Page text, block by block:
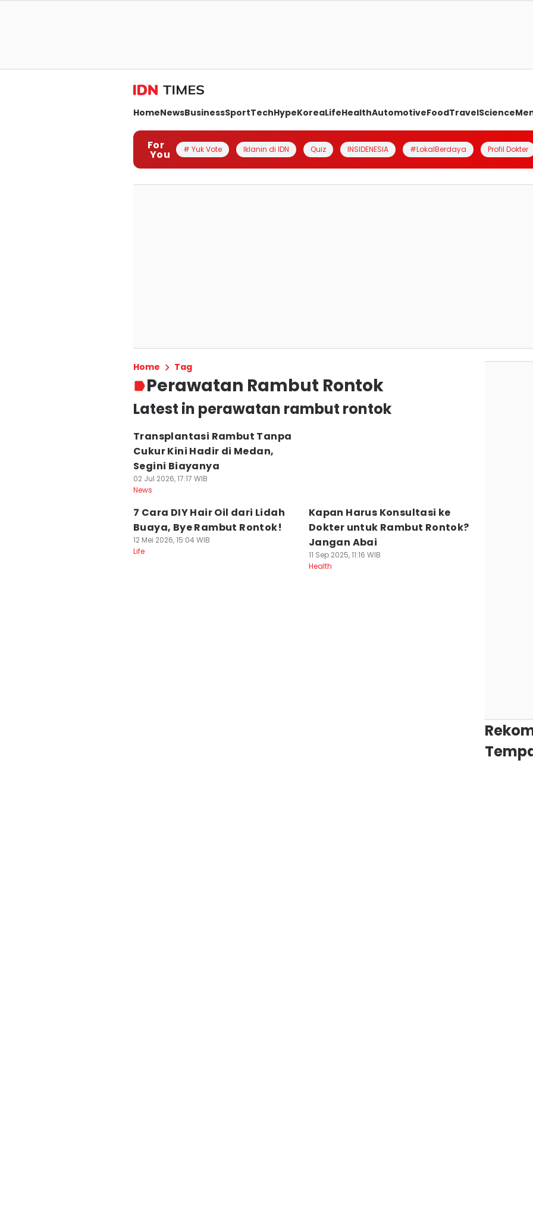
HomeNewsBusinessSportTechHypeKoreaLifeHealthAutomotiveFoodTravelScience
For
You # Yuk Vote Iklanin di IDN Quiz INSIDENESIA #LokalBerdaya Profil Dokter
Home Tag
Perawatan Rambut Rontok
Latest in perawatan rambut rontok
Transplantasi Rambut Tanpa
Cukur Kini Hadir di Medan,
Segini Biayanya
02 Jul 2026, 17:17 WIB
News
7 Cara DIY Hair Oil dari Lidah
Buaya, Bye Rambut Rontok!
12 Mei 2026, 15:04 WIB
Life
Kapan Harus Konsultasi ke
Dokter untuk Rambut Rontok?
Jangan Abai
11 Sep 2025, 11:16 WIB
Health